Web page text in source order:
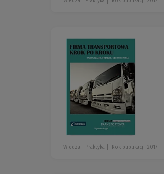
Wiedza i Praktyka Rok publikacji: 2017